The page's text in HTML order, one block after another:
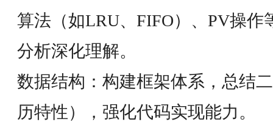
算法（如LRU、FIFO）、PV操作
分析深化理解。
数据结构：构建框架体系，总结
历特性），强化代码实现能力。